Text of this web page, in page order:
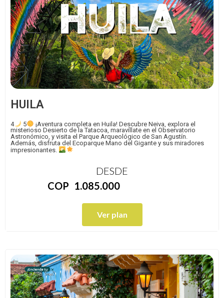
HUILA
4 5
¡Aventura completa en Huila! Descubre Neiva, explora el
misterioso Desierto de la Tatacoa, maravíllate en el Observatorio
Astronómico, y visita el Parque Arqueológico de San Agustín.
Además, disfruta del Ecoparque Mano del Gigante y sus miradores
impresionantes.
DESDE
COP 1.085.000
Ver plan